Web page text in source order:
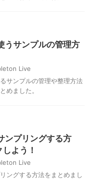
サンプルの管理方
Live
サンプルの管理や整理方法
めました。
プリングする方
よう！
Live
ングする方法をまとめまし